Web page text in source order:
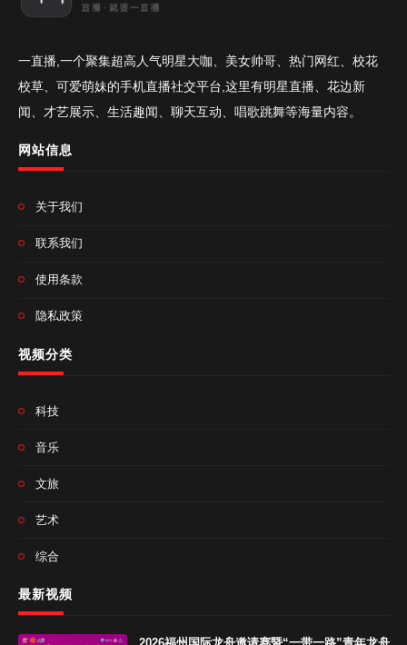
一直播,一个聚集超高人气明星大咖、美女帅哥、热门网红、校花
校草、可爱萌妹的手机直播社交平台,这里有明星直播、花边新
闻、才艺展示、生活趣闻、聊天互动、唱歌跳舞等海量内容。
网站信息
关于我们
联系我们
使用条款
隐私政策
视频分类
科技
音乐
文旅
艺术
综合
最新视频
2026福州国际龙舟邀请赛暨“一带一路”青年龙舟